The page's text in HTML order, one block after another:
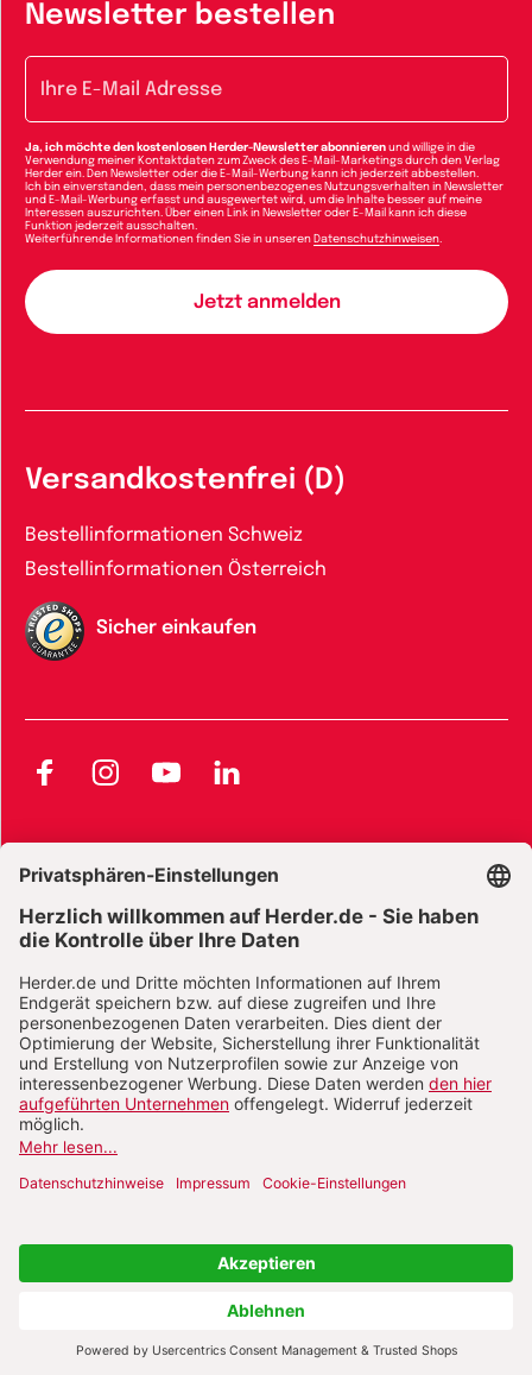
Newsletter bestellen
Ja, ich möchte den kostenlosen Herder-Newsletter abonnieren und willige in die
Verwendung meiner Kontaktdaten zum Zweck des E-Mail-Marketings durch den Verlag
Herder ein. Den Newsletter oder die E-Mail-Werbung kann ich jederzeit abbestellen.
Ich bin einverstanden, dass mein personenbezogenes Nutzungsverhalten in Newsletter
und E-Mail-Werbung erfasst und ausgewertet wird, um die Inhalte besser auf meine
Interessen auszurichten. Über einen Link in Newsletter oder E-Mail kann ich diese
Funktion jederzeit ausschalten.
Weiterführende Informationen finden Sie in unseren Datenschutzhinweisen.
Versandkostenfrei (D)
Bestellinformationen Schweiz
Bestellinformationen Österreich
Sicher einkaufen
FacebookInstagramYouTubeLinkedIn
Widerrufsbelehrung E-Books
Widerrufsbelehrung Zeitschriften Datenschutz
Datenschutz Social Media Barrierefreiheit
Vertrag widerrufen